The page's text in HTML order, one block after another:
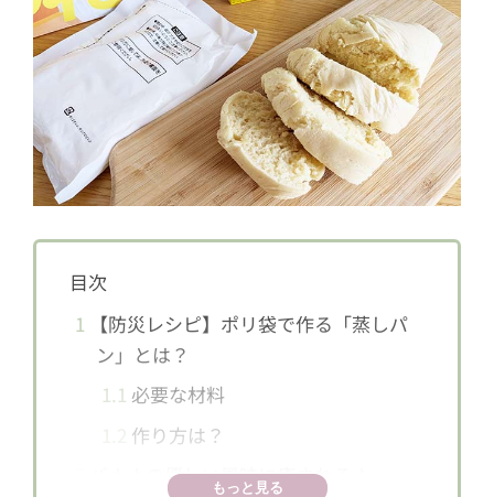
目次
1
【防災レシピ】ポリ袋で作る「蒸しパ
ン」とは？
1.1 必要な材料
作り方は？
バナナの優しい風味に癒される♪
もっと見る